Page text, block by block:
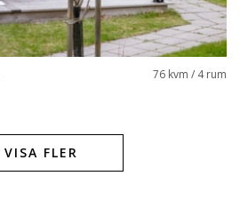
76 kvm / 4 rum
VISA FLER